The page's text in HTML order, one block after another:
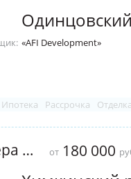
«AFI Development»
Ипотека Рассрочка
ЖК "Олимпийская Ривьера Новогорск" от 180 000